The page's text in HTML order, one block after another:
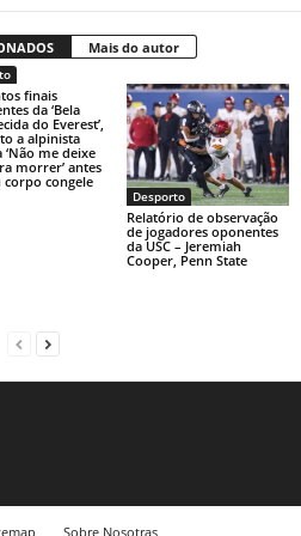
Mais do autor
finais
da ‘Bela
do Everest’,
a alpinista
me deixe
morrer’ antes
corpo congele
Desporto
Relatório de observação
de jogadores oponentes
da USC – Jeremiah
Cooper, Penn State
Sobre Nosotras